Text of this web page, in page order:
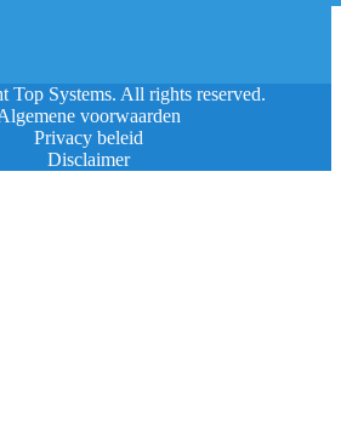
Top Systems. All rights reserved.
voorwaarden
Privacy beleid
Disclaimer